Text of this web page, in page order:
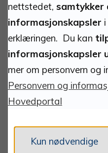
Teknisk
nettstedet, samtykker
informasjonskapsler
erklæringen. Du kan
informasjonskapsler
mer om personvern og
Personvern og
Hovedportal
Kun nødvendige